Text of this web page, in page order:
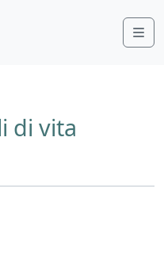
di vita